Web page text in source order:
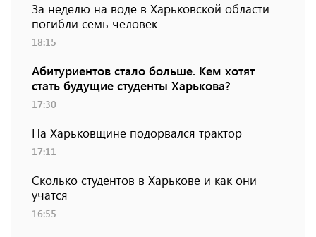
За неделю на воде в Харьковской области
погибли семь человек
18:15
Абитуриентов стало больше. Кем хотят
стать будущие студенты Харькова?
17:30
На Харьковщине подорвался трактор
17:11
Сколько студентов в Харькове и как они
учатся
16:55